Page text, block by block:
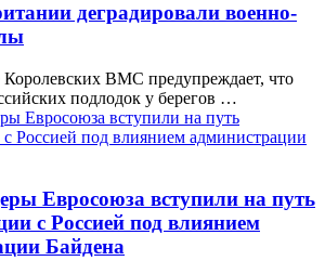
деградировали военно-
ВМС предупреждает, что
подлодок у берегов …
Евросоюза вступили на путь
с Россией под влиянием
Байдена